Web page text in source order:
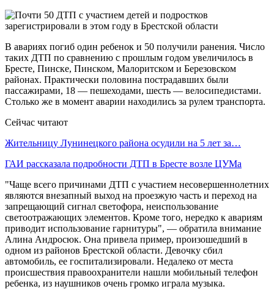
В авариях погиб один ребенок и 50 получили ранения. Число
таких ДТП по сравнению с прошлым годом увеличилось в
Бресте, Пинске, Пинском, Малоритском и Березовском
районах. Практически половина пострадавших были
пассажирами, 18 — пешеходами, шесть — велосипедистами.
Столько же в момент аварии находились за рулем транспорта.
Сейчас читают
Жительницу Лунинецкого района осудили на 5 лет за…
ГАИ рассказала подробности ДТП в Бресте возле ЦУМа
"Чаще всего причинами ДТП с участием несовершеннолетних
являются внезапный выход на проезжую часть и переход на
запрещающий сигнал светофора, неиспользование
светоотражающих элементов. Кроме того, нередко к авариям
приводит использование гарнитуры", — обратила внимание
Алина Андросюк. Она привела пример, произошедший в
одном из районов Брестской области. Девочку сбил
автомобиль, ее госпитализировали. Недалеко от места
происшествия правоохранители нашли мобильный телефон
ребенка, из наушников очень громко играла музыка.